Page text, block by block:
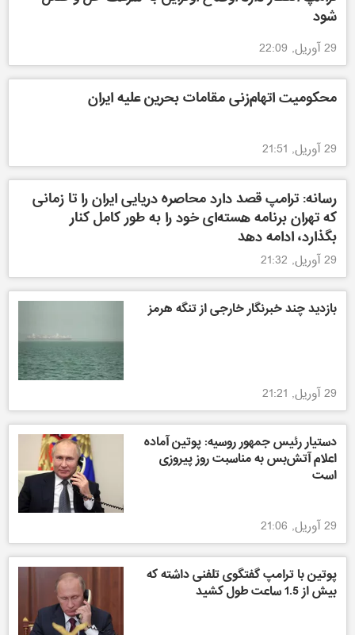
شود
29 آوریل, 22:09
محکومیت اتهام‌زنی مقامات بحرین علیه ایران
29 آوریل, 21:51
رسانه: ترامپ قصد دارد محاصره دریایی ایران را تا زمانی
که تهران برنامه هسته‌ای خود را به طور کامل کنار
بگذارد، ادامه دهد
29 آوریل, 21:32
بازدید چند خبر‌نگار خارجی از تنگه هرمز
29 آوریل, 21:21
دستیار رئیس جمهور روسیه: پوتین آماده
اعلام آتش‌بس به مناسبت روز پیروزی
است
29 آوریل, 21:06
پوتین با ترامپ گفتگوی تلفنی داشته که
بیش از 1.5 ساعت طول کشید